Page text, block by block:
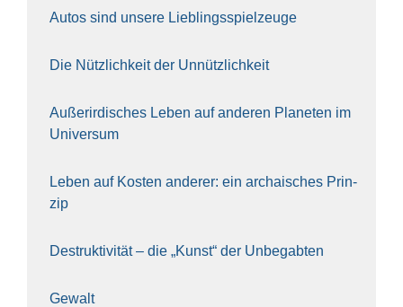
Autos sind unse­re Lieb­lings­spiel­zeu­ge
Die Nütz­lich­keit der Unnütz­lich­keit
Außer­ir­di­sches Leben auf ande­ren Pla­ne­ten im
Uni­ver­sum
Leben auf Kos­ten ande­rer: ein archai­sches Prin­
zip
Destruk­ti­vi­tät – die „Kunst“ der Unbe­gab­ten
Gewalt